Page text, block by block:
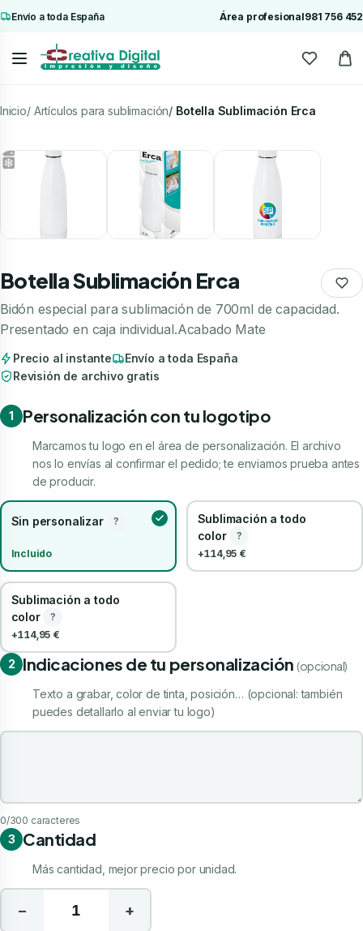
Envío a toda España Área profesional981 756 452
Inicio Artículos para sublimación Botella Sublimación Erca
Botella Sublimación Erca
Bidón especial para sublimación de 700ml de capacidad.
Presentado en caja individual.Acabado Mate
Precio al instante
Envío a toda España
Revisión de archivo gratis
1 Personalización con tu logotipo
Marcamos tu logo en el área de personalización. El archivo
nos lo envías al confirmar el pedido; te enviamos prueba antes
de producir.
Sin personalizar ?
Incluido
Sublimación a todo
color
?
+114,95 €
Sublimación a todo
color
?
+114,95 €
2 Indicaciones de tu personalización (opcional)
Texto a grabar, color de tinta, posición… (opcional: también
puedes detallarlo al enviar tu logo)
Indicaciones de tu personalización
0/300 caracteres
3 Cantidad
Más cantidad, mejor precio por unidad.
− +